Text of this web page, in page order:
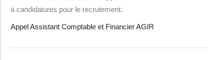
à candidatures pour le recrutement.
Appel Assistant Comptable et Financier AGIR